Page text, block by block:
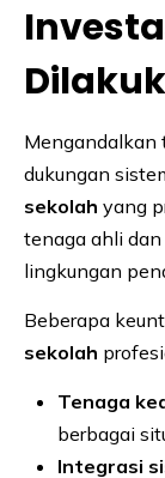
Mengandalkan
dukungan
sekolah yang
tenaga ahli
lingkungan
Beberapa
sekolah
Tenaga
berbagai
Integrasi